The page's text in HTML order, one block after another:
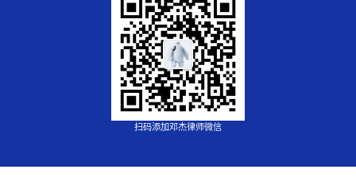
扫码添加邓杰律师微信